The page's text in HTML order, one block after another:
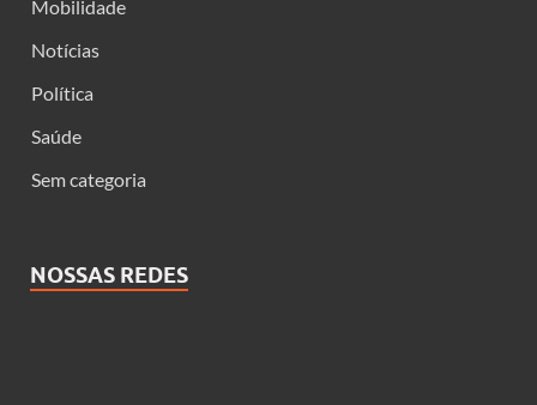
Mobilidade
Notícias
Política
Saúde
Sem categoria
NOSSAS REDES